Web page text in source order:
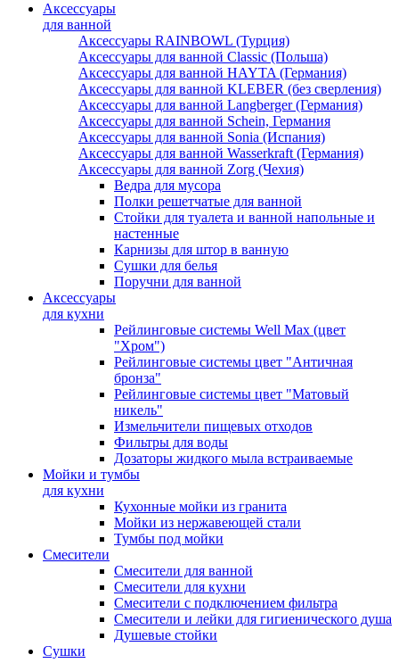
Аксессуары
для ванной
Аксессуары RAINBOWL (Турция)
Аксессуары для ванной Classic (Польша)
Аксессуары для ванной HAYTA (Германия)
Аксессуары для ванной KLEBER (без сверления)
Аксессуары для ванной Langberger (Германия)
Аксессуары для ванной Schein, Германия
Аксессуары для ванной Sonia (Испания)
Аксессуары для ванной Wasserkraft (Германия)
Аксессуары для ванной Zorg (Чехия)
Ведра для мусора
Полки решетчатые для ванной
Стойки для туалета и ванной напольные и
настенные
Карнизы для штор в ванную
Сушки для белья
Поручни для ванной
Аксессуары
для кухни
Рейлинговые системы Well Max (цвет
"Хром")
Рейлинговые системы цвет "Античная
бронза"
Рейлинговые системы цвет "Матовый
никель"
Измельчители пищевых отходов
Фильтры для воды
Дозаторы жидкого мыла встраиваемые
Мойки и тумбы
для кухни
Кухонные мойки из гранита
Мойки из нержавеющей стали
Тумбы под мойки
Смесители
Смесители для ванной
Смесители для кухни
Смесители с подключением фильтра
Cмесители и лейки для гигиенического душа
Душевые стойки
Сушки